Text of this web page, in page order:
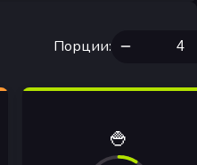
Порции:
🍚